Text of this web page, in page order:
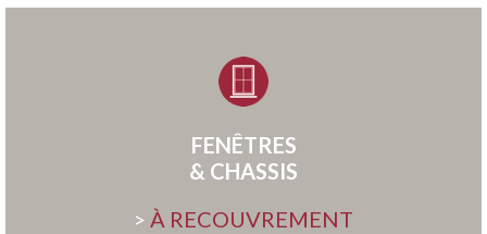
FENÊTRES
& CHASSIS
> À RECOUVREMENT